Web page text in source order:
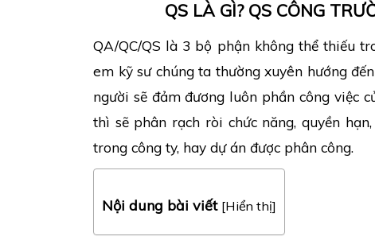
QS LÀ GÌ? QS CÔNG
QA/QC/QS là 3 bộ phận không thể thiếu
em kỹ sư chúng ta thường xuyên hướng
người sẽ đảm đương luôn phần công việc
thì sẽ phân rạch ròi chức năng, quyền
trong công ty, hay dự án được phân công.
Nội dung bài viết [Hiển thị]